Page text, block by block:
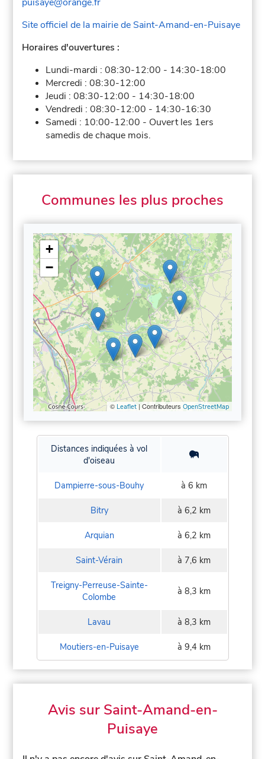
Site officiel de la mairie de Saint-Amand-en-Puisaye
Horaires d'ouvertures :
Lundi-mardi :08:30-12:00 - 14:30-18:00
Mercredi :08:30-12:00
Jeudi :08:30-12:00 - 14:30-18:00
Vendredi :08:30-12:00 - 14:30-16:30
Samedi : 10:00-12:00 - Ouvert les 1ers
samedis de chaque mois.
Communes les plus proches
+
−
© Leaflet| Contributeurs OpenStreetMap
Distances indiquées à vol
d'oiseau
Dampierre-sous-Bouhy à 6 km
Bitry à 6,2 km
Arquian à 6,2 km
Saint-Vérain à 7,6 km
Treigny-Perreuse-Sainte-
Colombe
à 8,3 km
Lavau à 8,3 km
Moutiers-en-Puisaye à 9,4 km
Avis sur Saint-Amand-en-
Puisaye